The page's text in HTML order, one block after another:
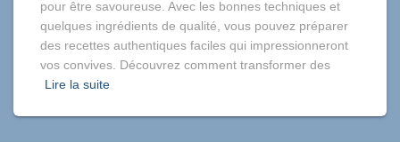
pour être savoureuse. Avec les bonnes techniques et
quelques ingrédients de qualité, vous pouvez préparer
des recettes authentiques faciles qui impressionneront
vos convives. Découvrez comment transformer des
Lire la suite